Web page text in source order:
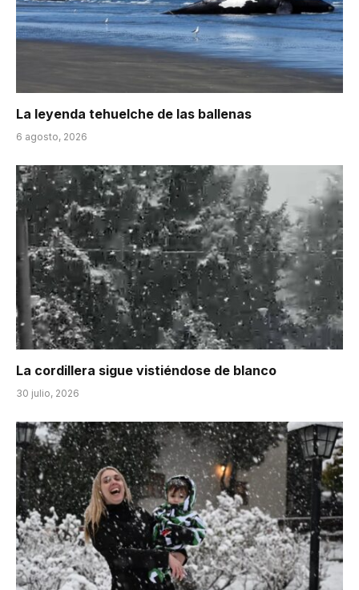
La leyenda tehuelche de las ballenas
6 agosto, 2026
La cordillera sigue vistiéndose de blanco
30 julio, 2026